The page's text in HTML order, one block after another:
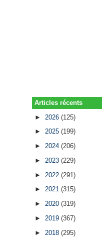
Articles récents
► 2026(125)
►2025(199)
►2024(206)
► 2023(229)
► 2022(291)
►2021(315)
►2020(319)
► 2019(367)
► 2018(295)